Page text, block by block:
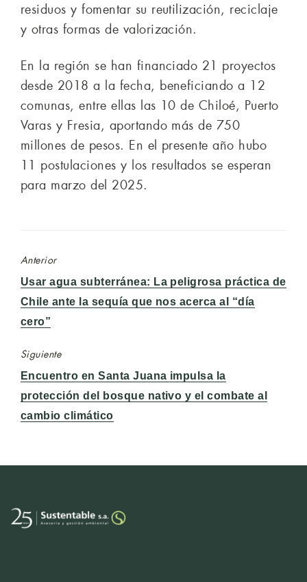
residuos y fomentar su reutilización, reciclaje
y otras formas de valorización.
En la región se han financiado 21 proyectos
desde 2018 a la fecha, beneficiando a 12
comunas, entre ellas las 10 de Chiloé, Puerto
Varas y Fresia, aportando más de 750
millones de pesos. En el presente año hubo
11 postulaciones y los resultados se esperan
para marzo del 2025.
Anterior
Entrada
anterior:
Usar agua subterránea: La peligrosa práctica de
Chile ante la sequía que nos acerca al “día
cero”
Siguiente
Entrada
siguiente:
Encuentro en Santa Juana impulsa la
protección del bosque nativo y el combate al
cambio climático